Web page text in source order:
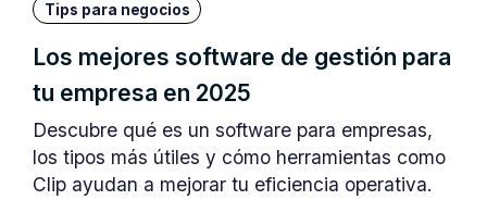
Tips para negocios
Los mejores software de gestión para
tu empresa en 2025
Descubre qué es un software para empresas,
los tipos más útiles y cómo herramientas como
Clip ayudan a mejorar tu eficiencia operativa.